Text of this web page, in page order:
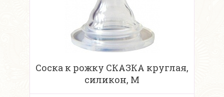
Соска к рожку СКАЗКА круглая,
силикон, М